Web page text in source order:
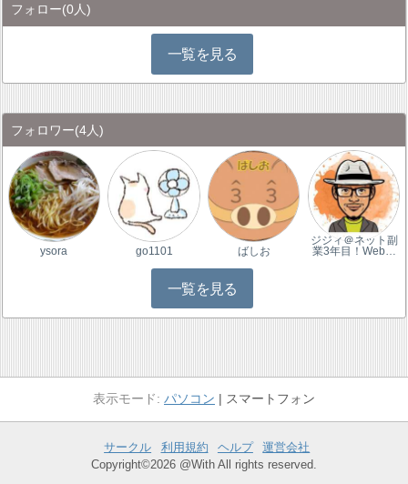
フォロー(0人)
一覧を見る
フォロワー(4人)
ysora go1101 ばしお
ジジィ＠ネット副
業3年目！Web…
一覧を見る
パソコン スマートフォン
サークル 利用規約 ヘルプ
運営会社
Copyright©2026 @With All rights reserved.